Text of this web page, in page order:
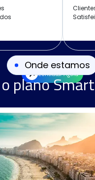
Contratar Agora
Onde estamos
plano